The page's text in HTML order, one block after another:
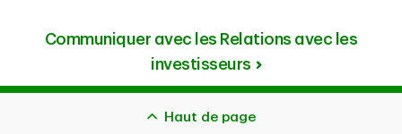
Communiquer avec les Relations avec les
investisseurs
Haut de page